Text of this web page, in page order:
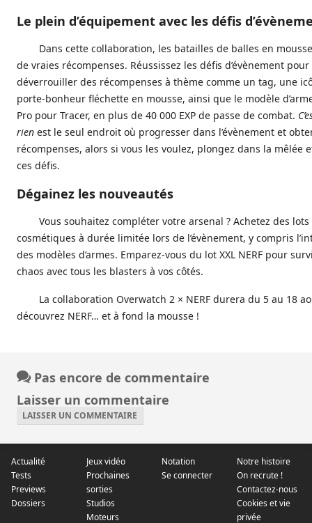
Le plein d’équipement avec les défis
Dans cette collaboration, les batailles de balles en
de vraies récompenses. Réussissez les défis d’évènement pour
déverrouiller des récompenses à thème comme un tag, une
porte-bonheur fléchette en mousse, ainsi que le modèle
Pro pour Tracer, en plus de 40 000 EXP de passe de combat.
rien est le seul endroit où progresser dans l’évènement et
récompenses, alors si vous les voulez, plongez dans la mêlée
ces défis.
Dégainez les nouveautés
Vous souhaitez compléter votre arsenal ? Achetez des lots
cosmétiques à durée limitée lors de l’évènement, y compris
des modèles d’armes. Emparez-vous du lot XXL NERF pour
chaos avec tous les blasters à vos côtés.
La collaboration Overwatch 2 × NERF durera du 5 au 18
découvrez NERF… et à fond la mousse !
Pas encore de commentaire
Laisser un commentaire
LAISSER UN COMMENTAIRE
Actualité
Tests
Previews
Dossiers
Jeux vidéo
Prochaines
sorties
Studios
Moteurs
Notation
Se connecter
Notre histoire
On recrute !
Contactez-nous
Cookies et vie
privée